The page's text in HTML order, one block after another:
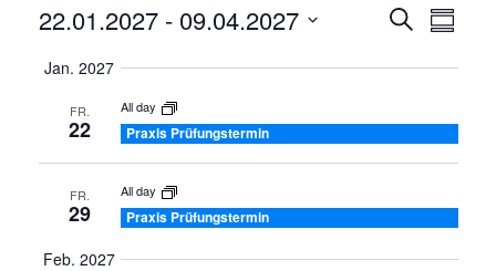
und
Suche
22.01.2027 - 09.04.2027
date.
Jan. 2027
FR.
22
All day
Praxis Prüfungstermin
FR.
29
All day
Praxis Prüfungstermin
Feb. 2027